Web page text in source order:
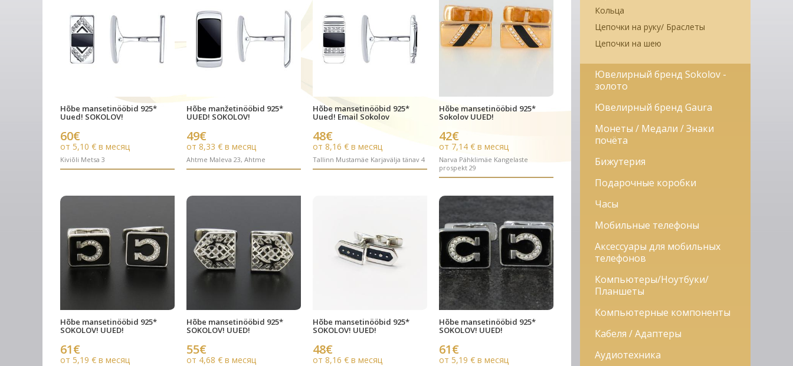
Hõbe mansetinööbid 925*
Uued! SOKOLOV!
60€
от 5,10 € в месяц
Kiviõli Metsa 3
Hõbe manžetinööbid 925*
UUED! SOKOLOV!
49€
от 8,33 € в месяц
Ahtme Maleva 23, Ahtme
Hõbe mansetinööbid 925*
Uued! Email Sokolov
48€
от 8,16 € в месяц
Tallinn Mustamäe Karjavälja tänav 4
Hõbe mansetinööbid 925*
Sokolov UUED!
42€
от 7,14 € в месяц
Narva Pähklimäe Kangelaste
prospekt 29
Hõbe mansetinööbid 925*
SOKOLOV! UUED!
61€
от 5,19 € в месяц
Hõbe mansetinööbid 925*
SOKOLOV! UUED!
55€
от 4,68 € в месяц
Hõbe mansetinööbid 925*
SOKOLOV! UUED!
48€
от 8,16 € в месяц
Hõbe mansetinööbid 925*
SOKOLOV! UUED!
61€
от 5,19 € в месяц
Кольца
Цепочки на руку/ Браслеты
Цепочки на шею
Ювелирный бренд Sokolov -
золото
Ювелирный бренд Gaura
Монеты / Медали / Знаки
почёта
Бижутерия
Подарочные коробки
Часы
Мобильные телефоны
Аксессуары для мобильных
телефонов
Компьютеры/Ноутбуки/
Планшеты
Компьютерные компоненты
Кабеля / Адаптеры
Аудиотехника